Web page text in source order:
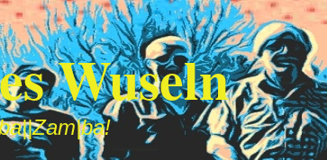
Wuseln